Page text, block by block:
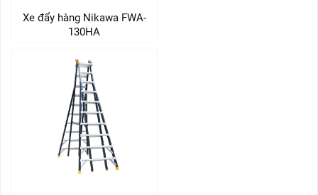
Xe đẩy hàng Nikawa FWA-
130HA